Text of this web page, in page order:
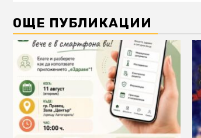
ОЩЕ ПУБЛИКАЦИИ